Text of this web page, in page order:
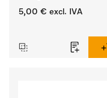
produtos ProCare.
5,00 € excl. IVA